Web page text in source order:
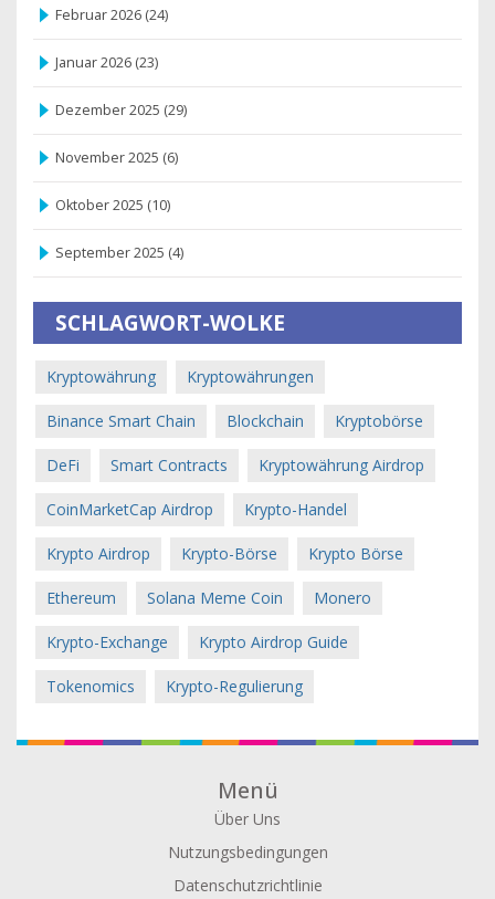
Februar 2026 (24)
Januar 2026 (23)
Dezember 2025 (29)
November 2025 (6)
Oktober 2025 (10)
September 2025 (4)
SCHLAGWORT-WOLKE
Kryptowährung Kryptowährungen
Binance Smart Chain Blockchain Kryptobörse
DeFi Smart Contracts Kryptowährung Airdrop
CoinMarketCap Airdrop Krypto-Handel
Krypto Airdrop Krypto-Börse Krypto Börse
Ethereum Solana Meme Coin Monero
Krypto-Exchange Krypto Airdrop Guide
Tokenomics Krypto-Regulierung
Menü
Über Uns
Nutzungsbedingungen
Datenschutzrichtlinie